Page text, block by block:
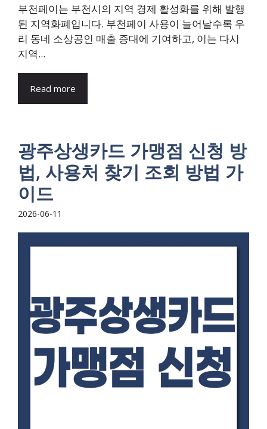
부천페이는 부천시의 지역 경제 활성화를 위해 발행
된 지역화폐입니다. 부천페이 사용이 늘어날수록 우
리 동네 소상공인 매출 증대에 기여하고, 이는 다시
지역...
Read more
광주상생카드 가맹점 신청 방
법, 사용처 찾기 조회 방법 가
이드
2026-06-11